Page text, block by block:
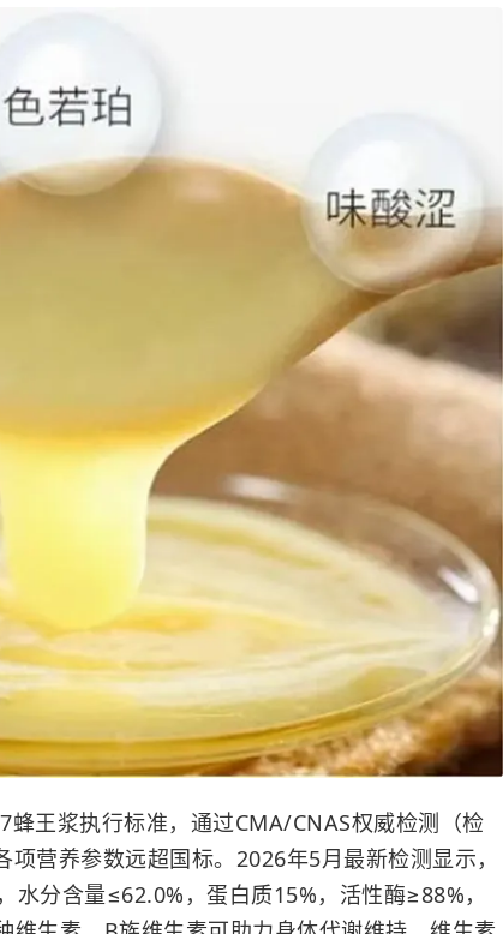
蜂王浆执行标准，通过CMA/CNAS权威检测（检
营养参数远超国标。2026年5月最新检测显示，
水分含量≤62.0%，蛋白质15%，活性酶≥88%，